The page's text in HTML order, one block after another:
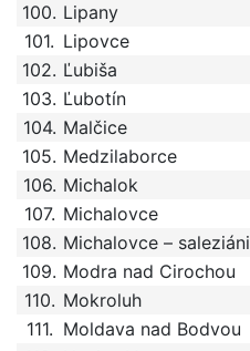
100. Lipany
101. Lipovce
102. Ľubiša
103. Ľubotín
104. Malčice
105. Medzilaborce
106. Michalok
107. Michalovce
108. Michalovce – saleziáni
109. Modra nad Cirochou
110. Mokroluh
111. Moldava nad Bodvou